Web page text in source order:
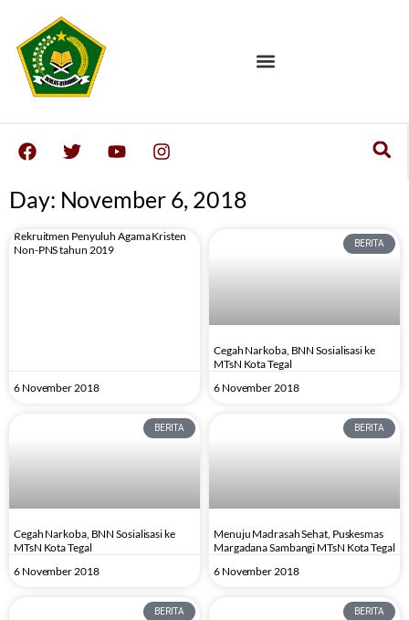
Day: November 6, 2018
Rekruitmen Penyuluh Agama Kristen
Non-PNS tahun 2019
6 November 2018
BERITA
Cegah Narkoba, BNN Sosialisasi ke
MTsN Kota Tegal
6 November 2018
BERITA
Cegah Narkoba, BNN Sosialisasi ke
MTsN Kota Tegal
6 November 2018
BERITA
Menuju Madrasah Sehat, Puskesmas
Margadana Sambangi MTsN Kota Tegal
6 November 2018
BERITA BERITA